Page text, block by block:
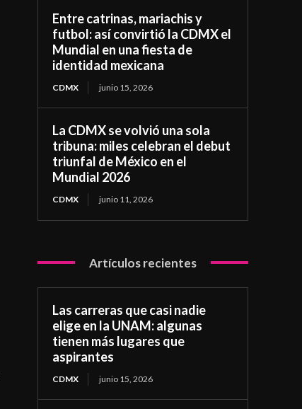
Entre catrinas, mariachis y
futbol: así convirtió la CDMX el
Mundial en una fiesta de
identidad mexicana
CDMX junio 15, 2026
La CDMX se volvió una sola
tribuna: miles celebran el debut
triunfal de México en el
Mundial 2026
CDMX junio 11, 2026
Artículos recientes
Las carreras que casi nadie
elige en la UNAM: algunas
tienen más lugares que
aspirantes
CDMX junio 15, 2026